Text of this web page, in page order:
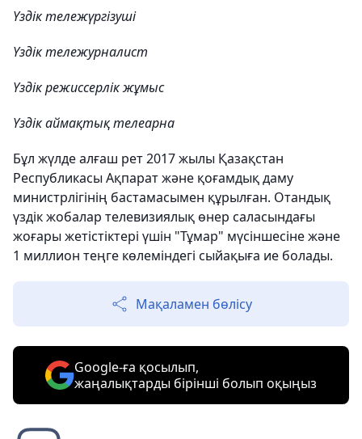
Үздік тележүргізуші
Үздік тележурналист
Үздік режиссерлік жұмыс
Үздік аймақтық телеарна
Бұл жүлде алғаш рет 2017 жылы Қазақстан
Республикасы Ақпарат және қоғамдық даму
министрлігінің бастамасымен құрылған. Отандық
үздік жобалар телевизиялық өнер саласындағы
жоғары жетістіктері үшін "Тұмар" мүсіншесіне және
1 миллион теңге көлеміндегі сыйақыға ие болады.
Мақаламен бөлісу
Google-ға қосылып,
жаңалықтарды бірінші болып оқыңыз